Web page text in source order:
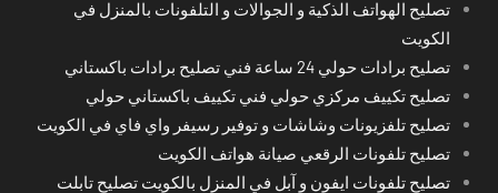
تصليح الهواتف الذكية و الجوالات و التلفونات بالمنزل في
الكويت
تصليح برادات حولي 24 ساعة فني تصليح برادات باكستاني
تصليح تكييف مركزي حولي فني تكييف باكستاني حولي
تصليح تلفزيونات وشاشات و توفير رسيفر واي فاي في الكويت
تصليح تلفونات الرقعي صيانة هواتف الكويت
تصليح تلفونات ايفون و آبل في المنزل بالكويت تصليح تابلت